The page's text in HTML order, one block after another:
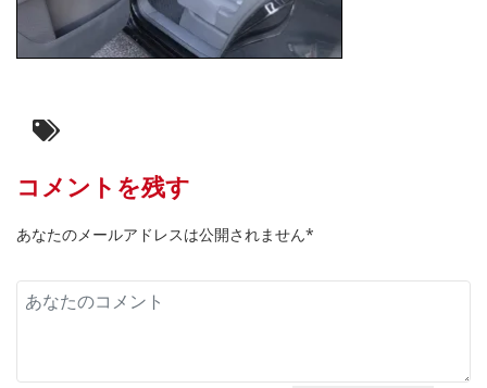
コメントを残す
あなたのメールアドレスは公開されません*